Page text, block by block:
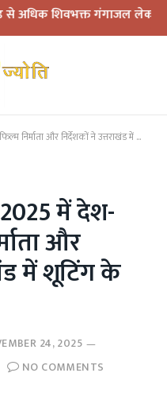
शिवभक्त गंगाजल लेकर रवाना
निर्देशकों ने उत्तराखंड में शूटिंग के लिए दिखाई रुचि
में देश-
और
में शूटिंग के
24, 2025
NO COMMENTS